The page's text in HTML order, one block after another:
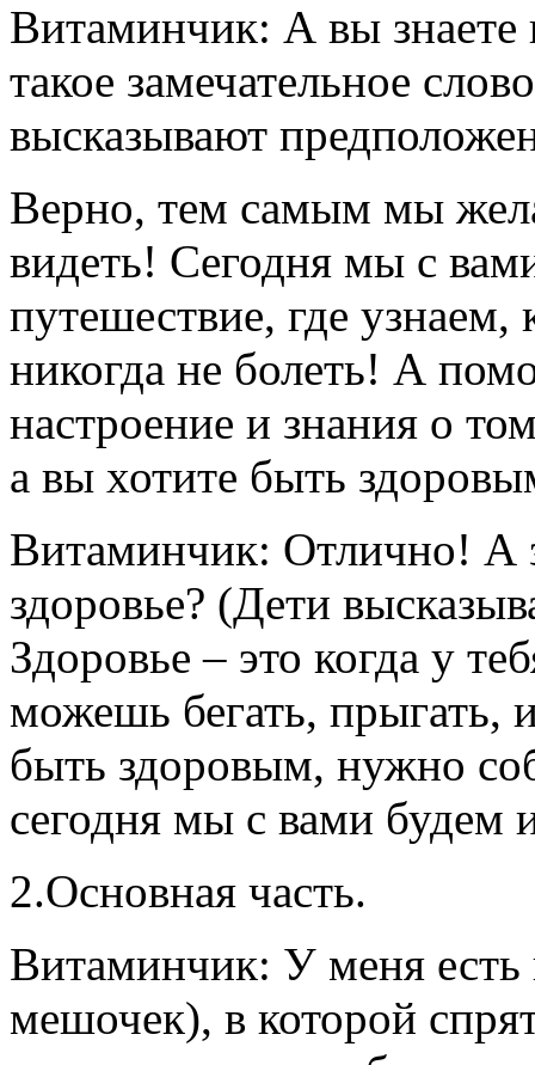
Витаминчик: А вы
такое замечательное
высказывают
Верно, тем самым мы
видеть! Сегодня мы с
путешествие, где
никогда не болеть! А
настроение и знания о
а вы хотите быть
Витаминчик: Отлично! А
здоровье? (Дети
Здоровье – это когда у
можешь бегать, прыгать,
быть здоровым, нужно
сегодня мы с вами будем
2.Основная часть.
Витаминчик: У меня есть
мешочек), в которой